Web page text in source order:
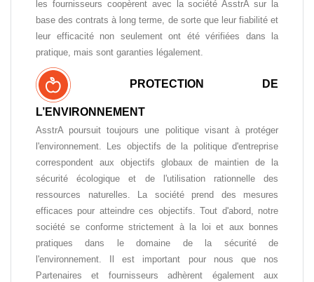
les fournisseurs coopèrent avec la société AsstrA sur la
base des contrats à long terme, de sorte que leur fiabilité et
leur efficacité non seulement ont été vérifiées dans la
pratique, mais sont garanties légalement.
PROTECTION DE
L’ENVIRONNEMENT
AsstrA poursuit toujours une politique visant à protéger
l'environnement. Les objectifs de la politique d'entreprise
correspondent aux objectifs globaux de maintien de la
sécurité écologique et de l'utilisation rationnelle des
ressources naturelles. La société prend des mesures
efficaces pour atteindre ces objectifs. Tout d'abord, notre
société se conforme strictement à la loi et aux bonnes
pratiques dans le domaine de la sécurité de
l'environnement. Il est important pour nous que nos
Partenaires et fournisseurs adhèrent également aux